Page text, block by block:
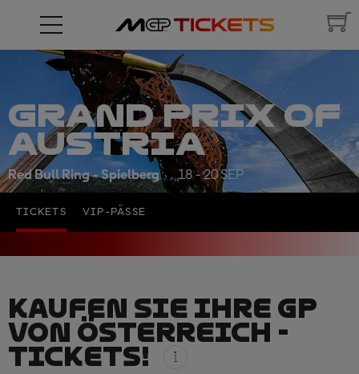
GRAND PRIX OF
AUSTRIA
Red Bull Ring - Spielberg 18 - 20 SEP
TICKETS VIP-PÄSSE
KAUFEN SIE IHRE GP
VON ÖSTERREICH -
TICKETS!